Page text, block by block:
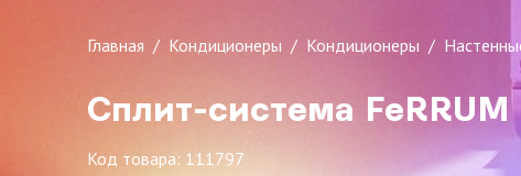
Главная Кондиционеры Кондиционеры
Сплит-система
Код товара: 111797